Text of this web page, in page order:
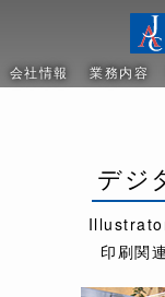
会社情報 業務内容
デジ
印刷関